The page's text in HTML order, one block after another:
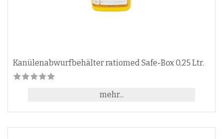
Kanülenabwurfbehälter ratiomed Safe-Box 0,25 Ltr.
mehr...